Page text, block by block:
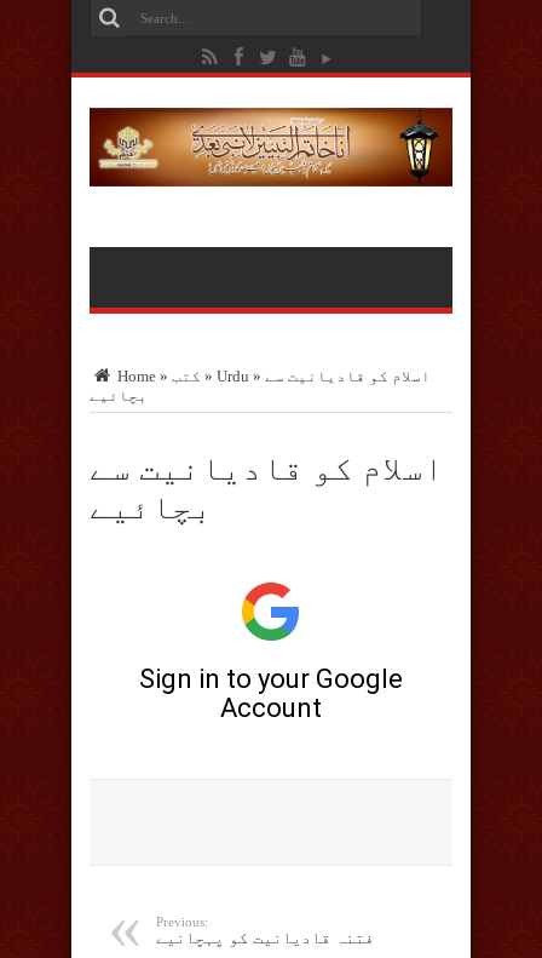
Home » کتب » Urdu » اسلام کو قادیانیت سے
بچائیے
اسلام کو قادیانیت سے
بچائیے
Previous:
فتنہ قادیانیت کو پہچانیے